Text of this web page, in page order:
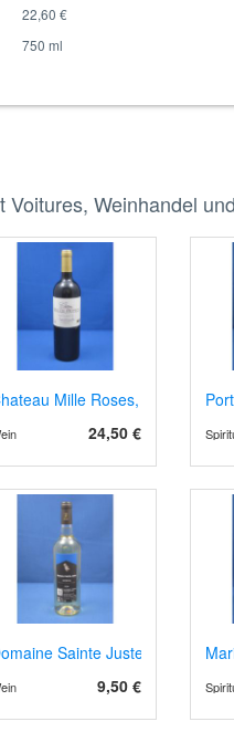
22,60 €
750 ml
Weinhandel
Rosé
Mille Roses, Haut Médoc
24,50 €
Sainte Juste AOP
9,50 €